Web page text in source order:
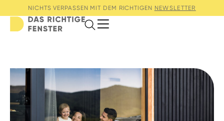
NICHTS VERPASSEN MIT DEM RICHTIGEN NEWSLETTER
Search